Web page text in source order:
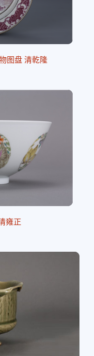
图盘 清乾隆
雍正